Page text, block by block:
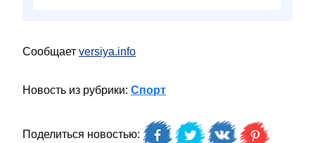
Сообщает versiya.info
Новость из рубрики: Спорт
Поделиться новостью: